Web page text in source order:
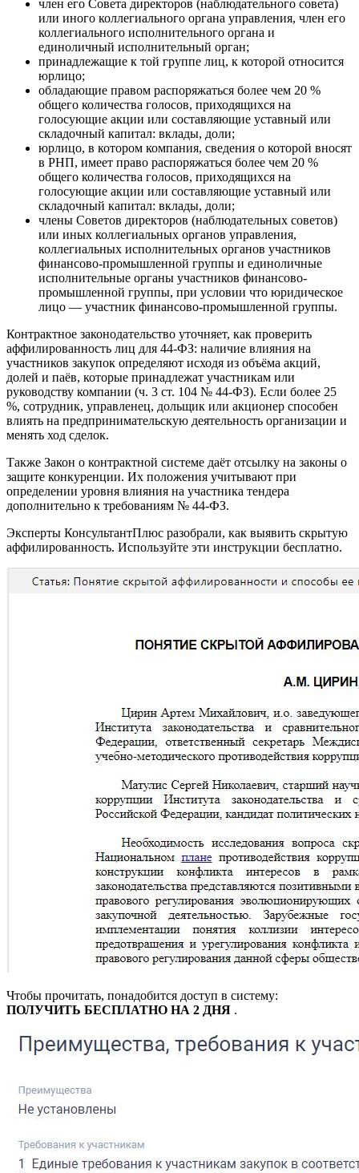
член его Совета директоров (наблюдательного совета)
или иного коллегиального органа управления, член его
коллегиального исполнительного органа и
единоличный исполнительный орган;
принадлежащие к той группе лиц, к которой относится
юрлицо;
обладающие правом распоряжаться более чем 20 %
общего количества голосов, приходящихся на
голосующие акции или составляющие уставный или
складочный капитал: вклады, доли;
юрлицо, в котором компания, сведения о которой вносят
в РНП, имеет право распоряжаться более чем 20 %
общего количества голосов, приходящихся на
голосующие акции или составляющие уставный или
складочный капитал: вклады, доли;
члены Советов директоров (наблюдательных советов)
или иных коллегиальных органов управления,
коллегиальных исполнительных органов участников
финансово-промышленной группы и единоличные
исполнительные органы участников финансово-
промышленной группы, при условии что юридическое
лицо — участник финансово-промышленной группы.
Контрактное законодательство уточняет, как проверить
аффилированность лиц для 44-ФЗ: наличие влияния на
участников закупок определяют исходя из объёма акций,
долей и паёв, которые принадлежат участникам или
руководству компании (ч. 3 ст. 104 № 44-ФЗ). Если более 25
%, сотрудник, управленец, дольщик или акционер способен
влиять на предпринимательскую деятельность организации и
менять ход сделок.
Также Закон о контрактной системе даёт отсылку на законы о
защите конкуренции. Их положения учитывают при
определении уровня влияния на участника тендера
дополнительно к требованиям № 44-ФЗ.
Эксперты КонсультантПлюс разобрали, как выявить скрытую
аффилированность. Используйте эти инструкции бесплатно.
Чтобы прочитать, понадобится доступ в систему:
ПОЛУЧИТЬ БЕСПЛАТНО НА 2 ДНЯ .